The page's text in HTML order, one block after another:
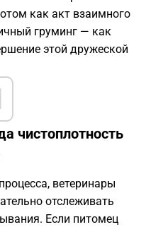
как акт взаимного
груминг — как
этой дружеской
чистоплотность
ветеринары
отслеживать
Если питомец